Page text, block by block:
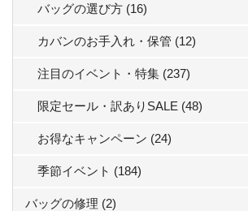
バッグの選び方 (16)
カバンのお手入れ・保管 (12)
注目のイベント・特集 (237)
限定セール・訳ありSALE (48)
お得なキャンペーン (24)
季節イベント (184)
バッグの修理 (2)